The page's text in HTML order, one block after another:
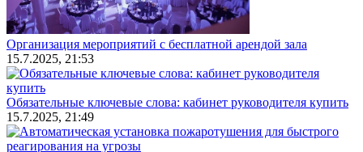
Организация мероприятий с бесплатной арендой зала
15.7.2025, 21:53
Обязательные ключевые слова: кабинет руководителя купить
15.7.2025, 21:49